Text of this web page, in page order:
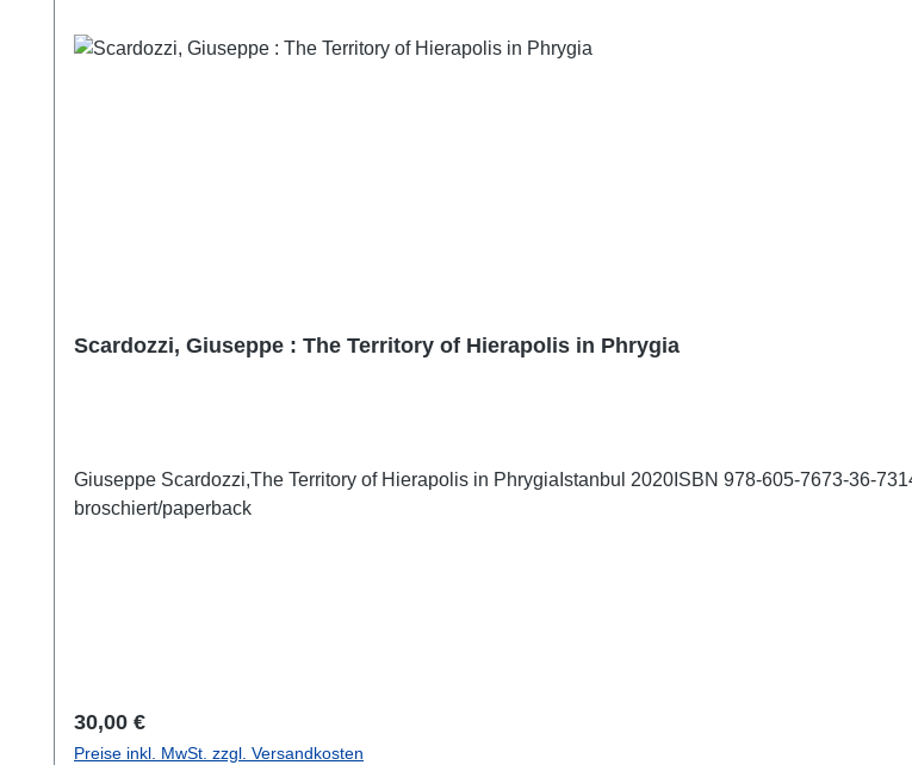
Scardozzi, Giuseppe : The Territory of Hierapolis in Phrygia
Giuseppe Scardozzi,The Territory of Hierapolis in PhrygiaIstanbul 2020ISBN 978-605-7673-36-
broschiert/paperback
Regulärer Preis:
30,00 €
Preise inkl. MwSt. zzgl. Versandkosten